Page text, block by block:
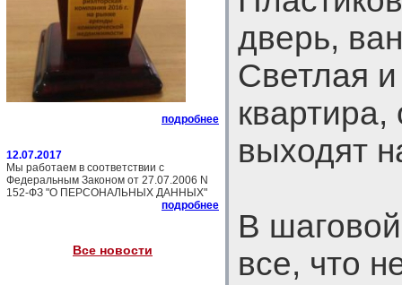
подробнее
12.07.2017
Мы работаем в соответствии с
Федеральным Законом от 27.07.2006 N
152-ФЗ "О ПЕРСОНАЛЬНЫХ ДАННЫХ"
подробнее
Все новости
дверь,
Светлая
квартира,
выходят
В
все, что